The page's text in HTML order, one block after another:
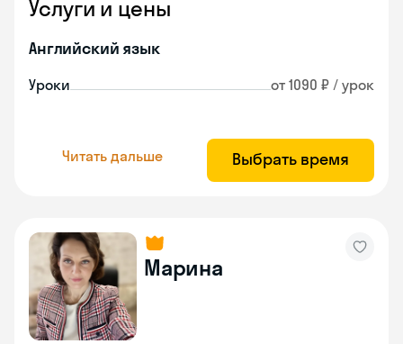
Услуги и цены
Английский язык
Уроки от 1090 ₽ / урок
Читать дальше Выбрать время
Марина